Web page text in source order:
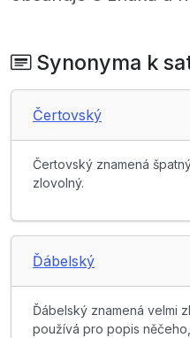
Synonyma k
Čertovský
Čertovský znamená
zlovolný.
Ďábelský
Ďábelský znamená velmi
používá pro popis